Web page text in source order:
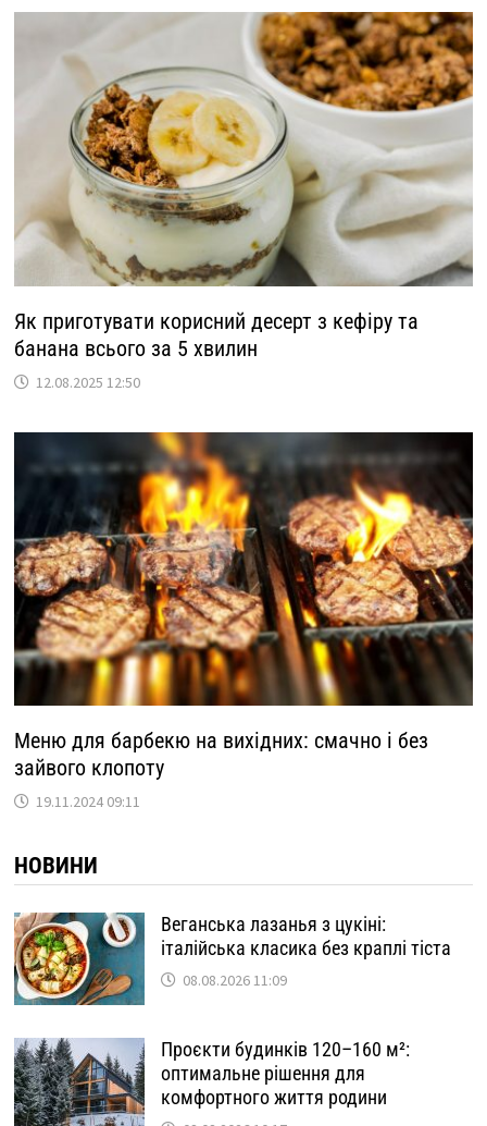
Як приготувати корисний десерт з кефіру та
банана всього за 5 хвилин
12.08.2025 12:50
Меню для барбекю на вихідних: смачно і без
зайвого клопоту
19.11.2024 09:11
НОВИНИ
Веганська лазанья з цукіні:
італійська класика без краплі тіста
08.08.2026 11:09
Проєкти будинків 120–160 м²:
оптимальне рішення для
комфортного життя родини